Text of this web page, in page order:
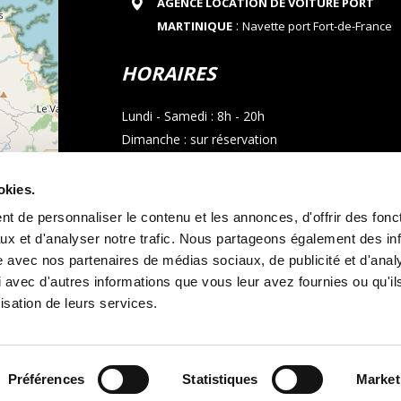
de personnaliser le contenu et les annonces, d'offrir des
et d'analyser notre trafic. Nous partageons également des
avec nos partenaires de médias sociaux, de publicité et
d'autres informations que vous leur avez fournies ou
de leurs services.
Préférences Statistiques
MARTINIQUE: Navette port Fort-de-France
HORAIRES
Lundi - Samedi : 8h - 20h
Dimanche : sur réservation
Email : allocarmartinique@gmail.com
générales de location Mentions légalesetPolitique de cookies